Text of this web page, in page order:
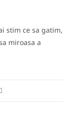
stim ce sa gatim,
miroasa a